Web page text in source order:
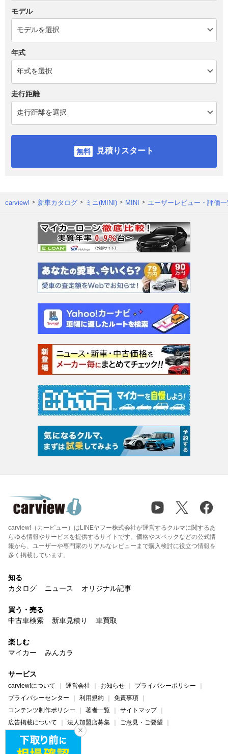
モデル
年式
走行距離
見積りスタート
carview! 新車カタログ ミニ(MINI) MINI ユーザーレビュー・評価
carview!（カービュー）はLINEヤフー株式会社が運営するクルマに関するあ
らゆる情報やサービスを提供するサイトです。価格やスペックなどの公式情
報から、ユーザーや専門家のリアルなレビューまで購入検討に役立つ情報を
多く掲載しています。
知る
カタログ
ニュース オリジナル記事
買う・売る
中古車検索
新車見積り 車買取
楽しむ
マイカー
みんカラ
サービス
carview!について 運営会社 お知らせ
プライバシーポリシー
プライバシーセンター
利用規約
免責事項
コンテンツ制作ポリシー
著者一覧
サイトマップ
広告掲載について
法人加盟店募集
ご意見・ご要望
ヘルプ・お問い合わせ